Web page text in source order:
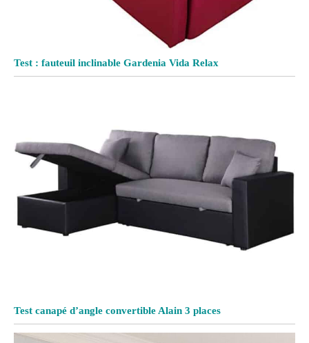
Test : fauteuil inclinable Gardenia Vida Relax
Test canapé d’angle convertible Alain 3 places